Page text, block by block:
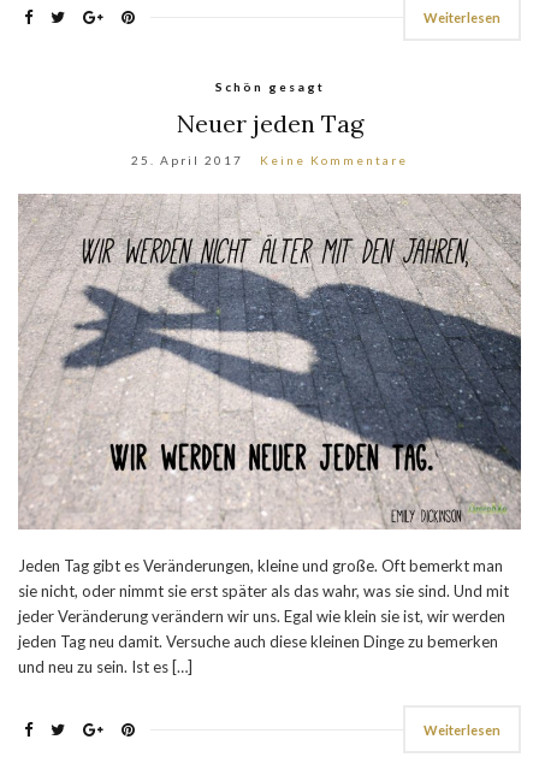
Weiterlesen
Schön gesagt
Neuer jeden Tag
25. April 2017 Keine Kommentare
Jeden Tag gibt es Veränderungen, kleine und große. Oft bemerkt man
sie nicht, oder nimmt sie erst später als das wahr, was sie sind. Und mit
jeder Veränderung verändern wir uns. Egal wie klein sie ist, wir werden
jeden Tag neu damit. Versuche auch diese kleinen Dinge zu bemerken
und neu zu sein. Ist es […]
Weiterlesen